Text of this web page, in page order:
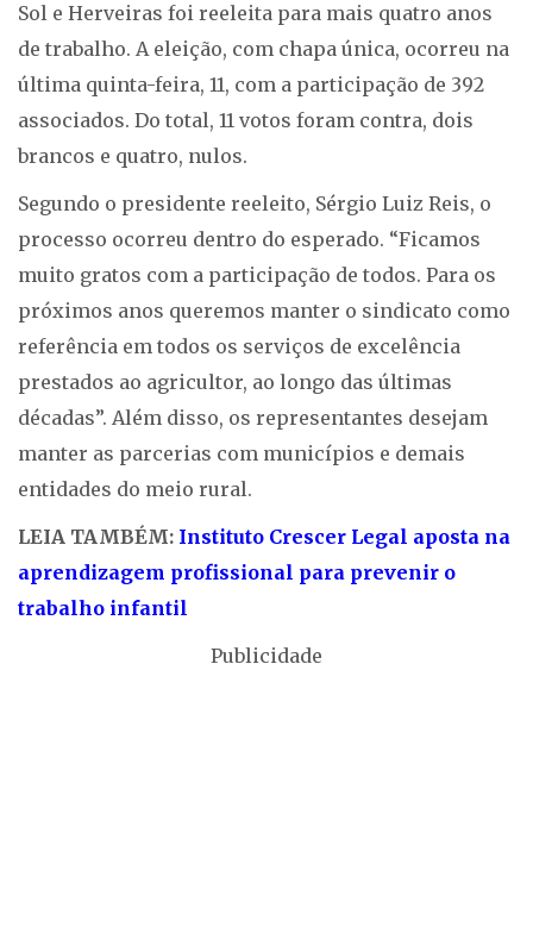
Sol e Herveiras foi reeleita para mais quatro anos
de trabalho. A eleição, com chapa única, ocorreu na
última quinta-feira, 11, com a participação de 392
associados. Do total, 11 votos foram contra, dois
brancos e quatro, nulos.
Segundo o presidente reeleito, Sérgio Luiz Reis, o
processo ocorreu dentro do esperado. “Ficamos
muito gratos com a participação de todos. Para os
próximos anos queremos manter o sindicato como
referência em todos os serviços de excelência
prestados ao agricultor, ao longo das últimas
décadas”. Além disso, os representantes desejam
manter as parcerias com municípios e demais
entidades do meio rural.
LEIA TAMBÉM: Instituto Crescer Legal aposta na
aprendizagem profissional para prevenir o
trabalho infantil
Publicidade